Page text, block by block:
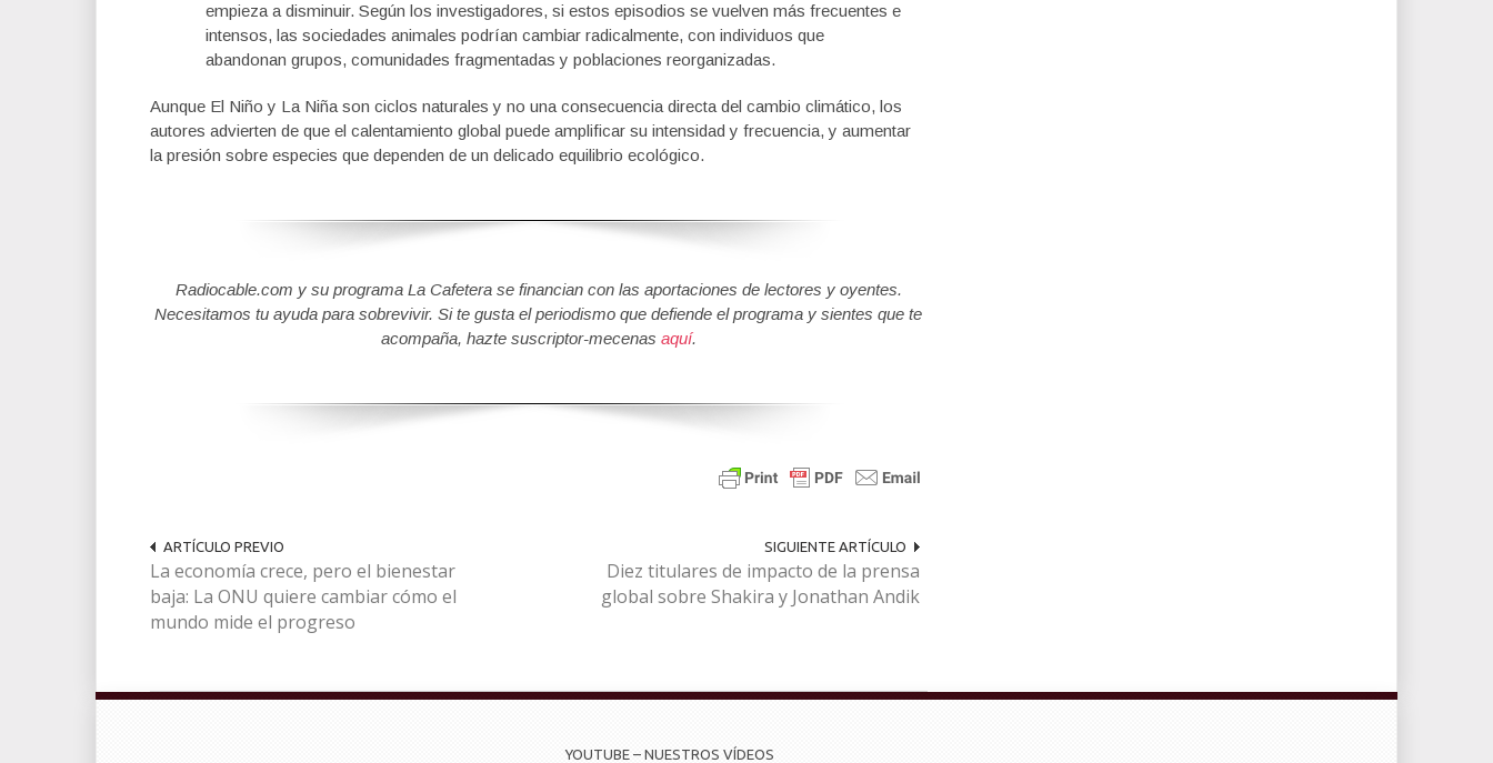
empieza a disminuir. Según los investigadores, si estos episodios se vuelven más frecuentes e
intensos, las sociedades animales podrían cambiar radicalmente, con individuos que
abandonan grupos, comunidades fragmentadas y poblaciones reorganizadas.
Aunque El Niño y La Niña son ciclos naturales y no una consecuencia directa del cambio climático, los
autores advierten de que el calentamiento global puede amplificar su intensidad y frecuencia, y aumentar
la presión sobre especies que dependen de un delicado equilibrio ecológico.
Radiocable.com y su programa La Cafetera se financian con las aportaciones de lectores y oyentes.
Necesitamos tu ayuda para sobrevivir. Si te gusta el periodismo que defiende el programa y sientes que te
acompaña, hazte suscriptor-mecenas aquí.
ARTÍCULO PREVIO
La economía crece, pero el bienestar
baja: La ONU quiere cambiar cómo el
mundo mide el progreso
SIGUIENTE ARTÍCULO
Diez titulares de impacto de la prensa
global sobre Shakira y Jonathan Andik
YOUTUBE – NUESTROS VÍDEOS